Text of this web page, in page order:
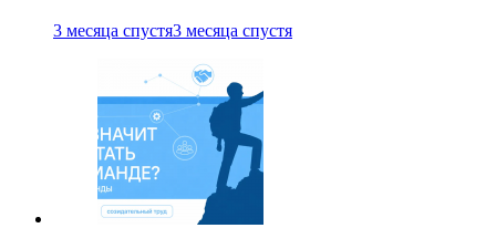
3 месяца спустя3 месяца спустя